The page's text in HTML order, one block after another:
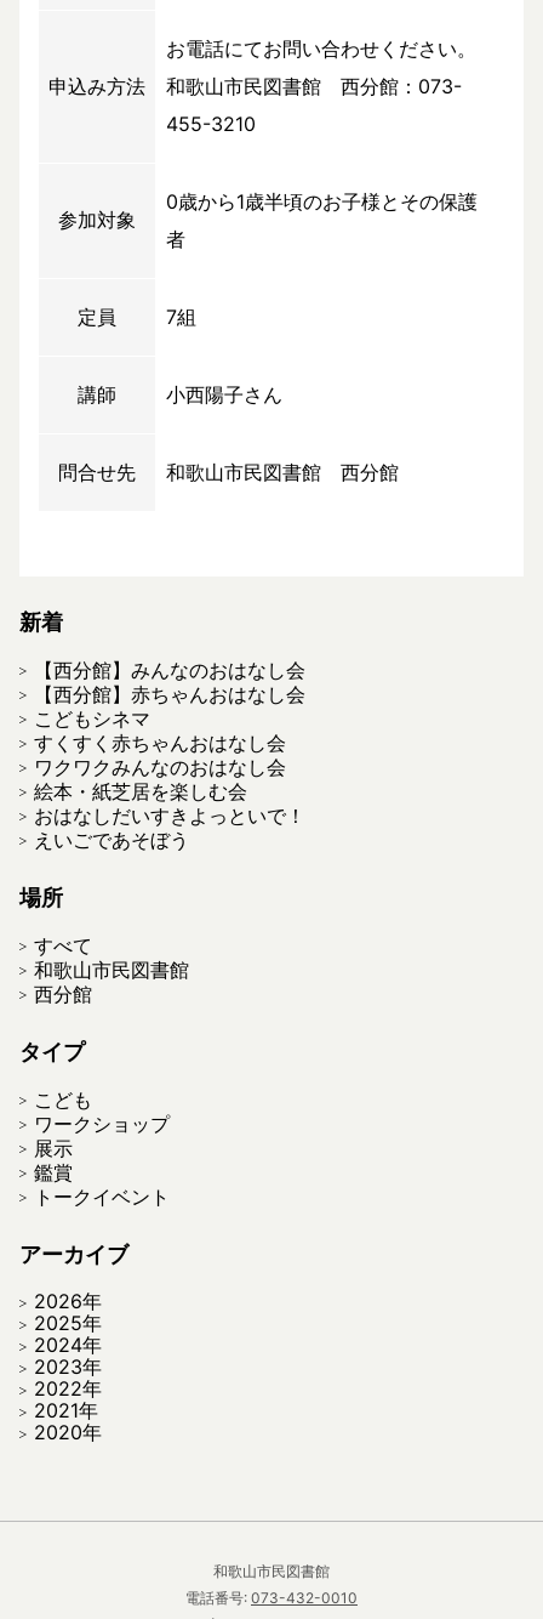
申込み方法
お電話にてお問い合わせください。
和歌山市民図書館 西分館：073-
455-3210
参加対象
0歳から1歳半頃のお子様とその保護
者
定員 7組
講師 小西陽子さん
問合せ先 和歌山市民図書館 西分館
新着
【西分館】みんなのおはなし会
【西分館】赤ちゃんおはなし会
こどもシネマ
すくすく赤ちゃんおはなし会
ワクワクみんなのおはなし会
絵本・紙芝居を楽しむ会
おはなしだいすきよっといで！
えいごであそぼう
場所
すべて
和歌山市民図書館
西分館
タイプ
こども
ワークショップ
展示
鑑賞
トークイベント
アーカイブ
2026年
2025年
2024年
2023年
2022年
2021年
2020年
和歌山市民図書館
電話番号: 073-432-0010